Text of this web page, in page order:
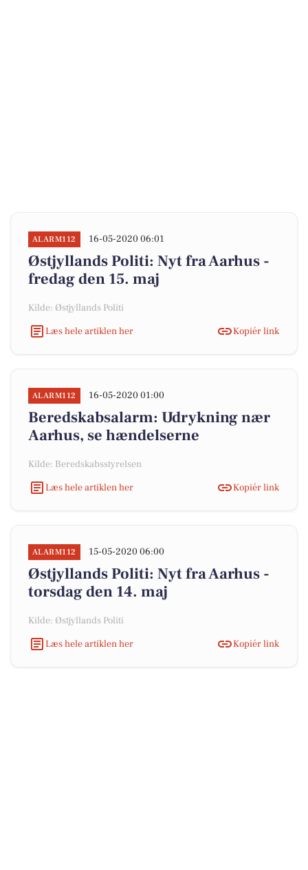
ALARM112 16-05-2020 06:01
Østjyllands Politi: Nyt fra Aarhus -
fredag den 15. maj
Kilde: Østjyllands Politi
Læs hele artiklen her
Kopiér link
ALARM112 16-05-2020 01:00
Beredskabsalarm: Udrykning nær
Aarhus, se hændelserne
Kilde: Beredskabsstyrelsen
Læs hele artiklen her
Kopiér link
ALARM112 15-05-2020 06:00
Østjyllands Politi: Nyt fra Aarhus -
torsdag den 14. maj
Kilde: Østjyllands Politi
Læs hele artiklen her
Kopiér link